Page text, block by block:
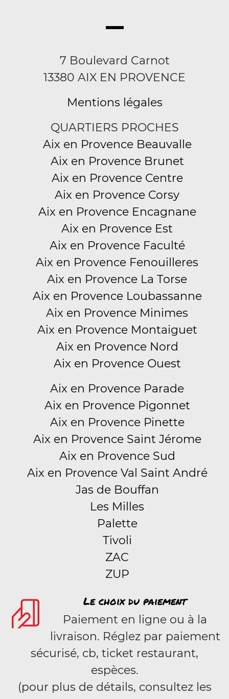
7 Boulevard Carnot
13380 AIX EN PROVENCE
Mentions légales
QUARTIERS PROCHES
Aix en Provence Beauvalle
Aix en Provence Brunet
Aix en Provence Centre
Aix en Provence Corsy
Aix en Provence Encagnane
Aix en Provence Est
Aix en Provence Faculté
Aix en Provence Fenouilleres
Aix en Provence La Torse
Aix en Provence Loubassanne
Aix en Provence Minimes
Aix en Provence Montaiguet
Aix en Provence Nord
Aix en Provence Ouest
Aix en Provence Parade
Aix en Provence Pigonnet
Aix en Provence Pinette
Aix en Provence Saint Jérome
Aix en Provence Sud
Aix en Provence Val Saint André
Jas de Bouffan
Les Milles
Palette
Tivoli
ZAC
ZUP
Le choix du paiement
Paiement en ligne ou à la
livraison. Réglez par paiement
sécurisé, cb, ticket restaurant,
espèces.
(pour plus de détails, consultez les